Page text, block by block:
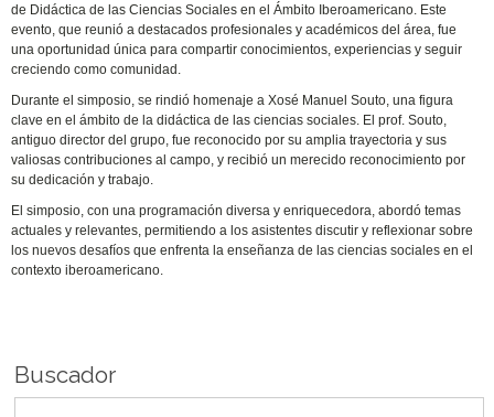
de Didáctica de las Ciencias Sociales en el Ámbito Iberoamericano. Este
evento, que reunió a destacados profesionales y académicos del área, fue
una oportunidad única para compartir conocimientos, experiencias y seguir
creciendo como comunidad.
Durante el simposio, se rindió homenaje a Xosé Manuel Souto, una figura
clave en el ámbito de la didáctica de las ciencias sociales. El prof. Souto,
antiguo director del grupo, fue reconocido por su amplia trayectoria y sus
valiosas contribuciones al campo, y recibió un merecido reconocimiento por
su dedicación y trabajo.
El simposio, con una programación diversa y enriquecedora, abordó temas
actuales y relevantes, permitiendo a los asistentes discutir y reflexionar sobre
los nuevos desafíos que enfrenta la enseñanza de las ciencias sociales en el
contexto iberoamericano.
Buscador